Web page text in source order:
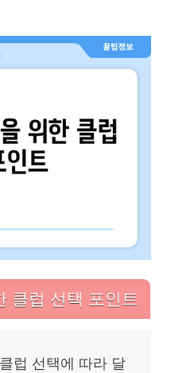
클럽 선택 포인트
럽 선택에 따라 달